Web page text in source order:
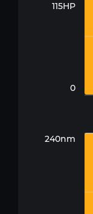
115HP
0
240nm